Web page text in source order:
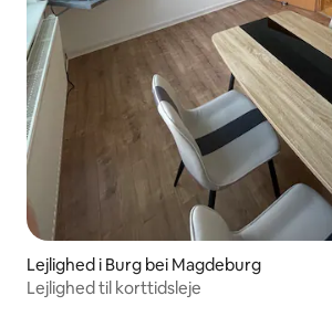
Lejlighed i Burg bei Magdeburg
Lejlighed til korttidsleje